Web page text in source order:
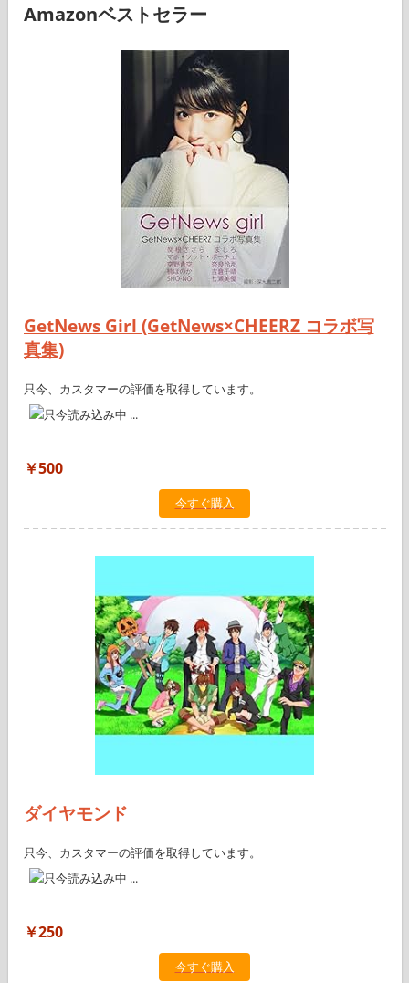
Amazonベストセラー
GetNews Girl (GetNews×CHEERZ コラボ写
真集)
只今、カスタマーの評価を取得しています。
￥500
今すぐ購入
ダイヤモンド
只今、カスタマーの評価を取得しています。
￥250
今すぐ購入